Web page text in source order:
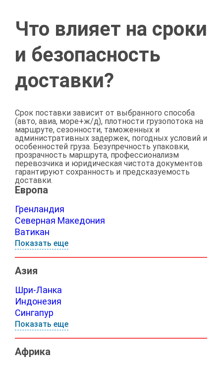
Что влияет на сроки
и безопасность
доставки?
Срок поставки зависит от выбранного способа
(авто, авиа, море+ж/д), плотности грузопотока на
маршруте, сезонности, таможенных и
административных задержек, погодных условий и
особенностей груза. Безупречность упаковки,
прозрачность маршрута, профессионализм
перевозчика и юридическая чистота документов
гарантируют сохранность и предсказуемость
доставки.
Европа
Гренландия
Северная Македония
Ватикан
Показать еще
Азия
Шри-Ланка
Индонезия
Сингапур
Показать еще
Африка